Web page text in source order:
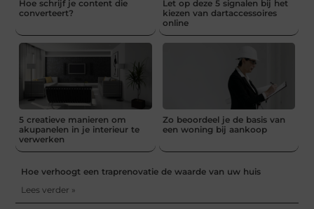
Hoe schrijf je content die
converteert?
Let op deze 5 signalen bij het
kiezen van dartaccessoires
online
5 creatieve manieren om
akupanelen in je interieur te
verwerken
Zo beoordeel je de basis van
een woning bij aankoop
Hoe verhoogt een traprenovatie de waarde van uw huis
Lees verder »